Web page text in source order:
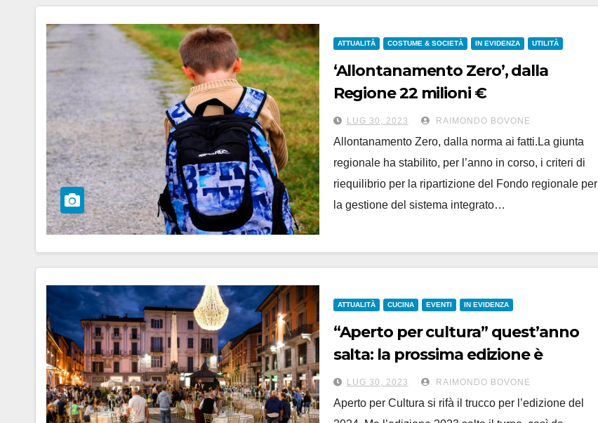
ATTUALITÀ COSTUME & SOCIETÀ IN EVIDENZA UTILITÀ
‘Allontanamento Zero’, dalla
Regione 22 milioni €
per non separare i genitori dai figli
LUG 30, 2023 RAIMONDO BOVONE
Allontanamento Zero, dalla norma ai fatti.La giunta
regionale ha stabilito, per l’anno in corso, i criteri di
riequilibrio per la ripartizione del Fondo regionale per
la gestione del sistema integrato…
ATTUALITÀ CUCINA EVENTI IN EVIDENZA
“Aperto per cultura” quest’anno
salta: la prossima edizione è
posticipata a settembre 2024
LUG 30, 2023 RAIMONDO BOVONE
Aperto per Cultura si rifà il trucco per l’edizione del